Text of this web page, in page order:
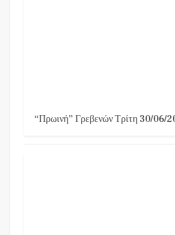
“Πρωινή” Γρεβενών Τρίτη 30/06/